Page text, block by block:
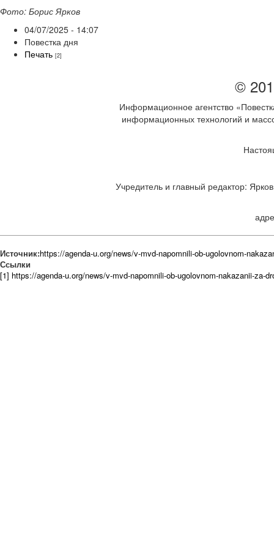
Фото: Борис Ярков
04/07/2025 - 14:07
Повестка дня
Печать [2]
©
Информационное агентство
информационных технологий и
Учредитель и главный редактор:
Источник:https://agenda-u.org/news/v-mvd-napomnili-ob-ugolovnom-
Ссылки
[1] https://agenda-u.org/news/v-mvd-napomnili-ob-ugolovnom-nakazanii-za-